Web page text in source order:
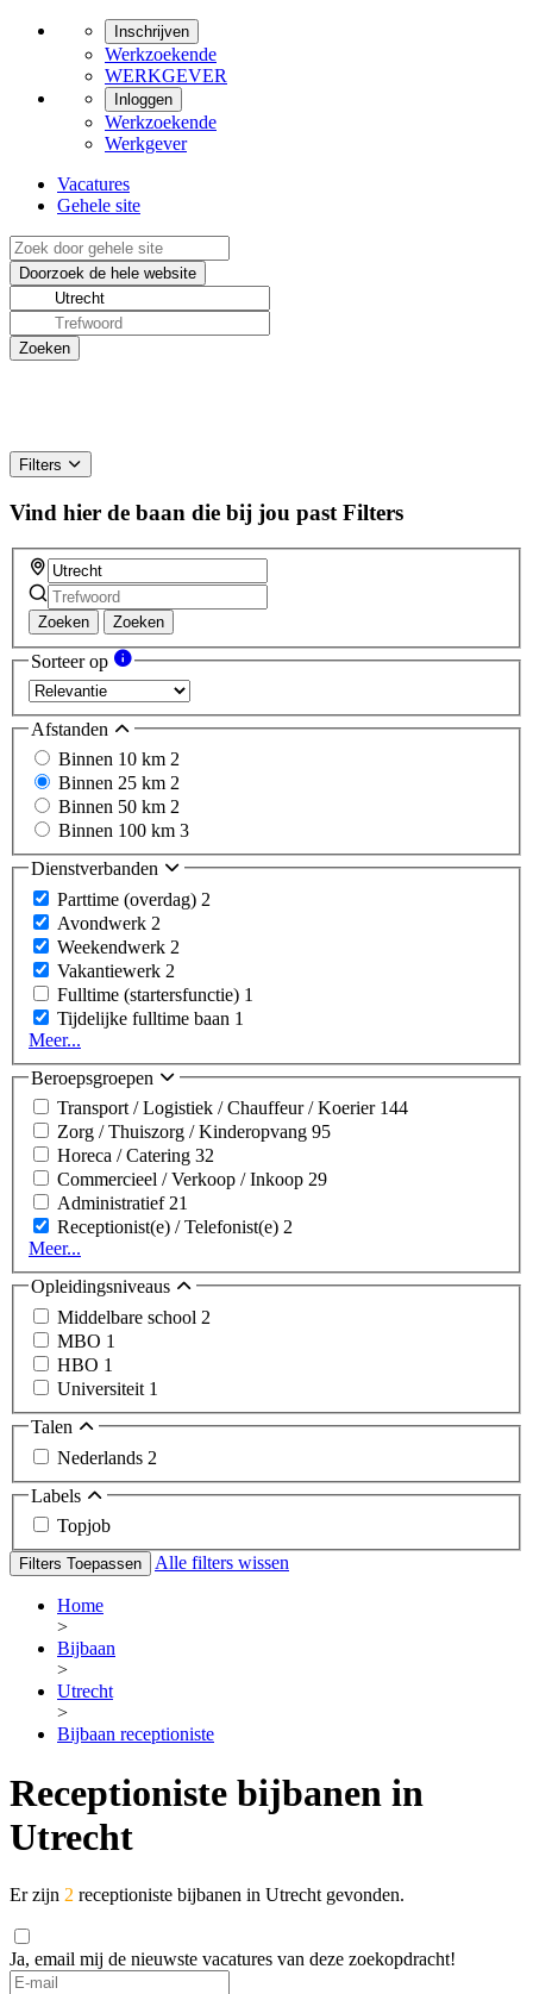
Inschrijven
Werkzoekende
WERKGEVER
Inloggen
Werkzoekende
Werkgever
Vacatures
Gehele site
Filters
Vind hier de baan die bij jou past Filters
Zoeken Zoeken
Sorteer op
Afstanden
Binnen 10 km 2
Binnen 25 km 2
Binnen 50 km 2
Binnen 100 km 3
Dienstverbanden
Parttime (overdag) 2
Avondwerk 2
Weekendwerk 2
Vakantiewerk 2
Fulltime (startersfunctie) 1
Tijdelijke fulltime baan 1
Meer...
Beroepsgroepen
Transport / Logistiek / Chauffeur / Koerier 144
Zorg / Thuiszorg / Kinderopvang 95
Horeca / Catering 32
Commercieel / Verkoop / Inkoop 29
Administratief21
Receptionist(e) / Telefonist(e) 2
Meer...
Opleidingsniveaus
Middelbare school 2
MBO 1
HBO 1
Universiteit 1
Talen
Nederlands 2
Labels
Topjob
Filters Toepassen Alle filters wissen
Home
>
Bijbaan
>
Utrecht
>
Bijbaan receptioniste
Receptioniste bijbanen in
Utrecht
Er zijn 2 receptioniste bijbanen in Utrecht gevonden.
Ja, email mij de nieuwste vacatures van deze zoekopdracht!